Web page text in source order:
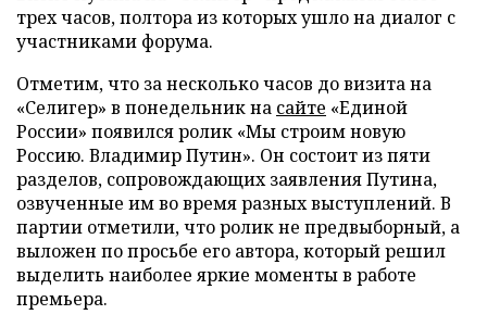
трех часов, полтора из которых ушло на диалог с
участниками форума.
Отметим, что за несколько часов до визита на
«Селигер» в понедельник на сайте «Единой
России» появился ролик «Мы строим новую
Россию. Владимир Путин». Он состоит из пяти
разделов, сопровождающих заявления Путина,
озвученные им во время разных выступлений. В
партии отметили, что ролик не предвыборный, а
выложен по просьбе его автора, который решил
выделить наиболее яркие моменты в работе
премьера.